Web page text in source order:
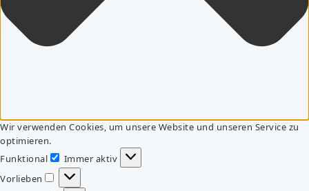
Wir verwenden Cookies, um unsere Website und unseren Service zu
optimieren.
Funktional
Funktional
Immer aktiv
Vorlieben
Vorlieben